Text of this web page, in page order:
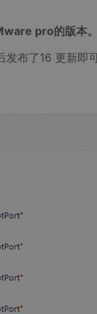
pro的版本
布了16 更新即